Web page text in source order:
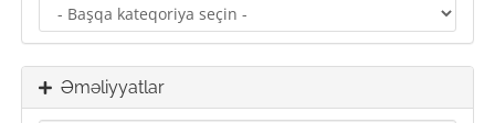
Əməliyyatlar